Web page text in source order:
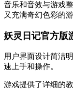
音乐和音效与游戏
又充满奇幻色彩的游
妖灵日记官方版
用户界面设计简洁
速上手和操作。
游戏提供了详细的